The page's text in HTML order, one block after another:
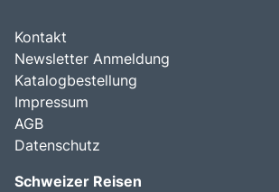
Kontakt
Newsletter Anmeldung
Katalogbestellung
Impressum
AGB
Datenschutz
Schweizer Reisen